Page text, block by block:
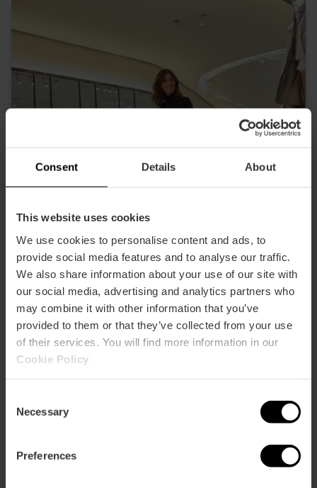
Consent Details About
This website uses cookies
We use cookies to personalise content and ads, to
provide social media features and to analyse our traffic.
We also share information about your use of our site with
our social media, advertising and analytics partners who
may combine it with other information that you’ve
provided to them or that they’ve collected from your use
of their services. You will find more information in our
Cookie Policy
Selection
Necessary
Preferences
Centres Comercials